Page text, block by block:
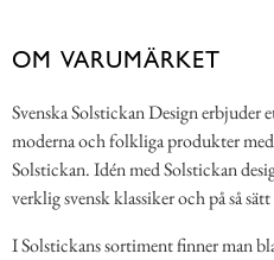
OM VARUMÄRKET
Svenska Solstickan Design erbjuder
moderna och folkliga produkter
Solstickan. Idén med Solstickan
verklig svensk klassiker och på så
I Solstickans sortiment finner man